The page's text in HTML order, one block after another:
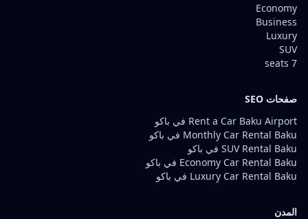
Economy
Business
Luxury
SUV
7 seats
صفحات SEO
Rent a Car Baku Airport في باكو
Monthly Car Rental Baku في باكو
SUV Rental Baku في باكو
Economy Car Rental Baku في باكو
Luxury Car Rental Baku في باكو
المدن